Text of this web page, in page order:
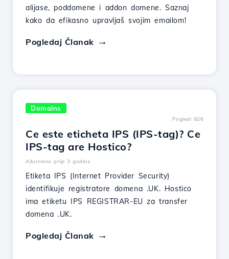
alijase, poddomene i addon domene. Saznaj
kako da efikasno upravljaš svojim emailom!
Pogledaj Članak
Domains
Pogledi 926
Ce este eticheta IPS (IPS-tag)? Ce
IPS-tag are Hostico?
Ažurirano prije 3 godine
Etiketa IPS (Internet Provider Security)
identifikuje registratore domena .UK. Hostico
ima etiketu IPS REGISTRAR-EU za transfer
domena .UK.
Pogledaj Članak